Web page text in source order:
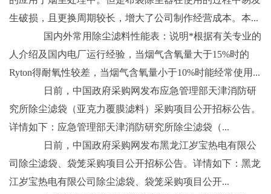
生破损，且更换周期较长，增大了公司制作经营成本。本...
国内外常用除尘滤料性能表：说明*根据有关专业的
人介绍及国内电厂运行经验，当烟气含氧量大于15%时的
Ryton得耐氧性较差，当烟气含氧量小于10%时能经常使用...
日前，中国政府采购网发布应急管理部天津消防研
究所除尘滤袋（亚克力覆膜滤料）采购项目公开招标公告。
详情如下：应急管理部天津消防研究所除尘滤袋（...
日前，中国政府采购网发布黑龙江岁宝热电有限公
司除尘滤袋、袋笼采购项目公开招标公告。详情如下：黑龙
江岁宝热电有限公司除尘滤袋、袋笼采购项目公开...